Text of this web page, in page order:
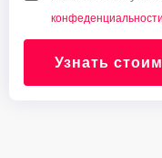
конфеденциальности
Узнать